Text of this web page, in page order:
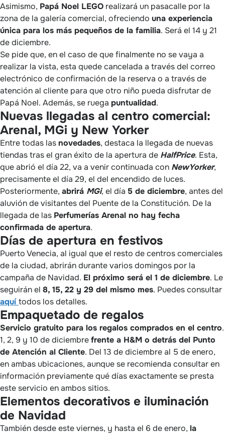
Asimismo, Papá Noel LEGO realizará un pasacalle por la
zona de la galería comercial, ofreciendo una experiencia
única para los más pequeños de la familia. Será el 14 y 21
de diciembre.
Se pide que, en el caso de que finalmente no se vaya a
realizar la vista, esta quede cancelada a través del correo
electrónico de confirmación de la reserva o a través de
atención al cliente para que otro niño pueda disfrutar de
Papá Noel. Además, se ruega puntualidad.
Nuevas llegadas al centro comercial:
Arenal, MGi y New Yorker
Entre todas lasnovedades, destaca la llegada de nuevas
tiendas tras el gran éxito de la apertura de HalfPrice. Esta,
que abrió el día 22, va a venir continuada con NewYorker,
precisamente el día 29, el del encendido de luces.
Posteriormente, abrirá MGi, el día 5 de diciembre, antes del
aluvión de visitantes del Puente de la Constitución. De la
llegada de las Perfumerías Arenal no hay fecha
confirmada de apertura.
Días de apertura en festivos
Puerto Venecia, al igual que el resto de centros comerciales
de la ciudad, abrirán durante varios domingos por la
campaña de Navidad. El próximo será el 1 de diciembre. Le
seguirán el 8, 15, 22 y 29 del mismo mes. Puedes consultar
aquítodos los detalles.
Empaquetado de regalos
Servicio gratuito para los regalos comprados en el centro.
1, 2, 9 y 10 de diciembrefrente a H&M o detrás del Punto
de Atención al Cliente. Del 13 de diciembre al 5 de enero,
en ambas ubicaciones, aunque se recomienda consultar en
información previamente qué días exactamente se presta
este servicio en ambos sitios.
Elementos decorativos e iluminación
de Navidad
También desde este viernes, y hasta el 6 de enero, la